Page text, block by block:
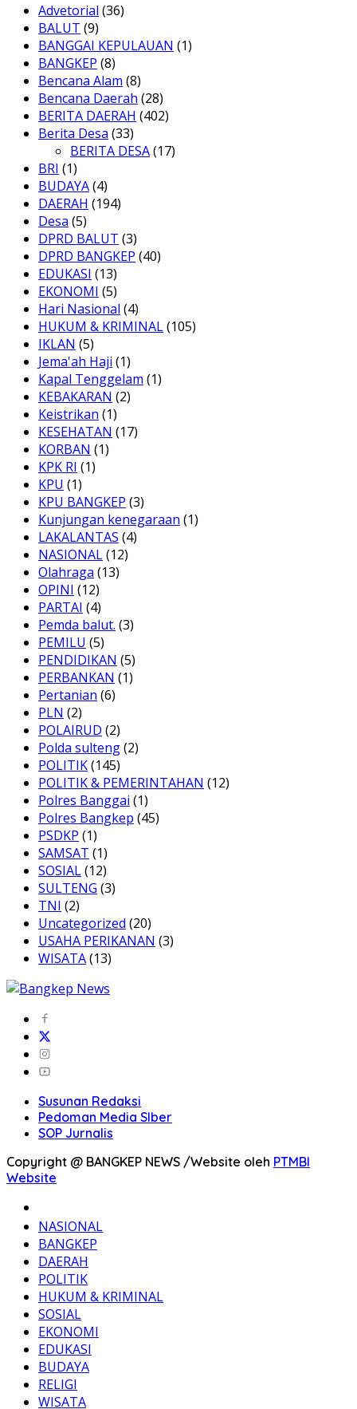
Advetorial (36)
BALUT (9)
BANGGAI KEPULAUAN (1)
BANGKEP (8)
Bencana Alam (8)
Bencana Daerah (28)
BERITA DAERAH (402)
Berita Desa (33)
BERITA DESA(17)
BRI (1)
BUDAYA(4)
DAERAH (194)
Desa (5)
DPRD BALUT (3)
DPRD BANGKEP (40)
EDUKASI (13)
EKONOMI (5)
Hari Nasional (4)
HUKUM & KRIMINAL(105)
IKLAN (5)
Jema'ah Haji (1)
Kapal Tenggelam (1)
KEBAKARAN (2)
Keistrikan (1)
KESEHATAN (17)
KORBAN (1)
KPK RI (1)
KPU (1)
KPU BANGKEP (3)
Kunjungan kenegaraan (1)
LAKALANTAS (4)
NASIONAL(12)
Olahraga (13)
OPINI (12)
PARTAI (4)
Pemda balut. (3)
PEMILU (5)
PENDIDIKAN (5)
PERBANKAN (1)
Pertanian (6)
PLN (2)
POLAIRUD (2)
Polda sulteng(2)
POLITIK(145)
POLITIK & PEMERINTAHAN (12)
Polres Banggai (1)
Polres Bangkep (45)
PSDKP (1)
SAMSAT (1)
SOSIAL(12)
SULTENG (3)
TNI (2)
Uncategorized (20)
USAHA PERIKANAN (3)
WISATA(13)
Susunan Redaksi
Pedoman Media SIber
SOP Jurnalis
Copyright @ BANGKEP NEWS /Website oleh PTMBI
Website
NASIONAL
BANGKEP
DAERAH
POLITIK
HUKUM & KRIMINAL
SOSIAL
EKONOMI
EDUKASI
BUDAYA
RELIGI
WISATA